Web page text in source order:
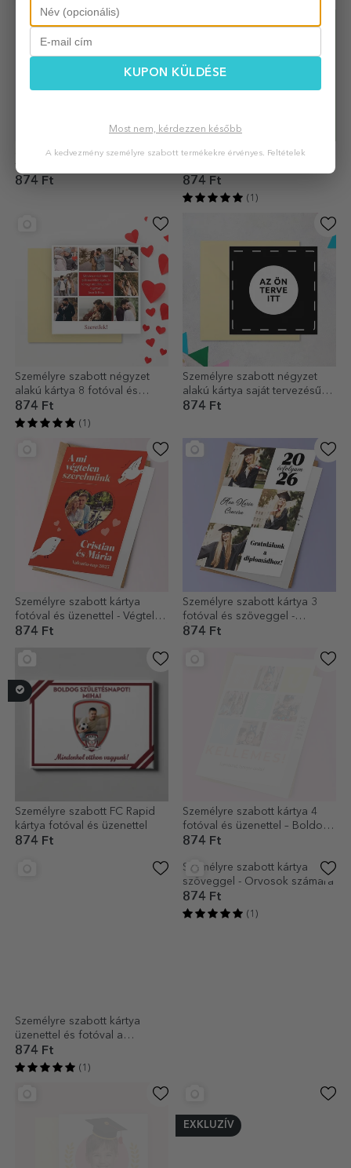
Személyre szabott kártya
fotóval és üzenettel neki
874 Ft
Személyre szabott
874 Ft
(1)
Személyre szabott négyzet
alakú kártya 8 fotóval és
üzenettel - Szerelem
874 Ft
(1)
Személyre szabott négyzet
alakú kártya saját tervezésű
mintával
874 Ft
Személyre szabott kártya
fotóval és üzenettel - Végtelen
szerelmünk
874 Ft
Személyre szabott kártya 3
fotóval és szöveggel -
Érettségi
874 Ft
Személyre szabott FC Rapid
kártya fotóval és üzenettel
874 Ft
Személyre szabott kártya 4
fotóval és üzenettel – Boldog
húsvétot!
874 Ft
Személyre szabott kártya
üzenettel és fotóval a
Gyermeknapra
874 Ft
(1)
EXKLUZÍV
KUPON KÜLDÉSE
Most nem, kérdezzen később
A kedvezmény személyre szabott termékekre érvényes. Feltételek